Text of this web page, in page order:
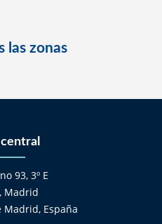
las zonas
93, 3º E
Madrid
España